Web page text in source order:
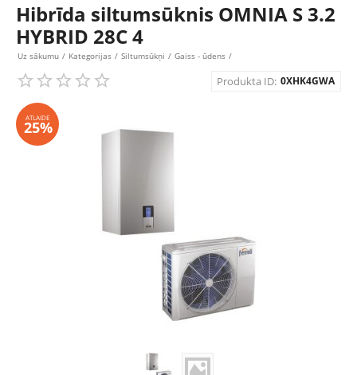
Hibrīda siltumsūknis OMNIA S 3.2
HYBRID 28C 4
Uz sākumu / Kategorijas / Siltumsūkņi / Gaiss - ūdens /
Produkta ID: 0XHK4GWA
ATLAIDE
25%